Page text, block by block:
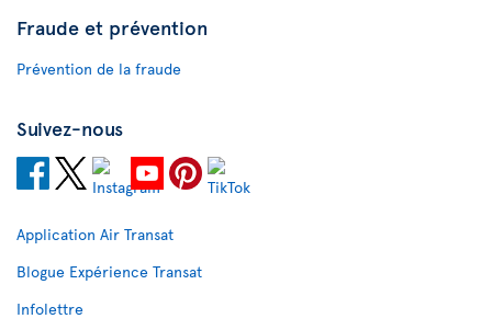
Fraude et prévention
Prévention de la fraude
Suivez-nous
Application Air Transat
Blogue Expérience Transat
Infolettre